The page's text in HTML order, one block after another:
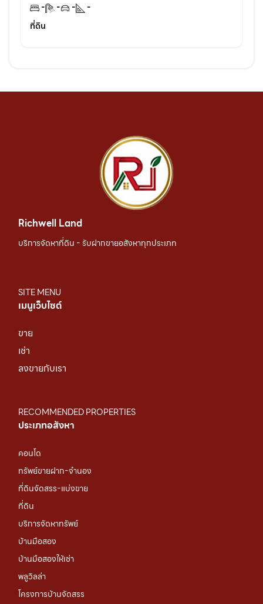
- - -
-
ที่ดิน
Richwell Land
บริการจัดหาที่ดิน - รับฝากขายอสังหาทุกประเภท
SITE MENU
เมนูเว็บไซต์
ขาย
เช่า
ลงขายกับเรา
RECOMMENDED PROPERTIES
ประเภทอสังหา
คอนโด
ทรัพย์ขายฝาก-จำนอง
ที่ดินจัดสรร-แบ่งขาย
ที่ดิน
บริการจัดหาทรัพย์
บ้านมือสอง
บ้านมือสองให้เช่า
พลูวิลล่า
โครงการบ้านจัดสรร